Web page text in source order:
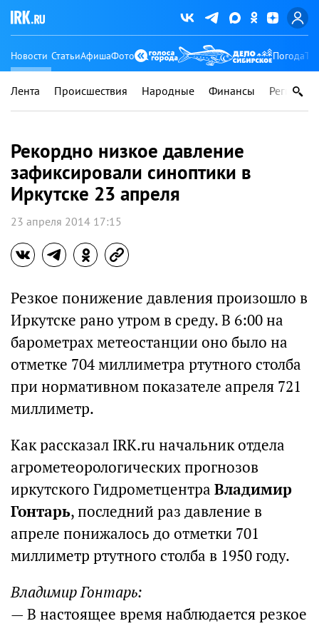
Новости СтатьиАфишаФото Погода
Лента Происшествия Народные Финансы Регионы
Рекордно низкое давление
зафиксировали синоптики в
Иркутске 23 апреля
23 апреля 2014 17:15
Резкое понижение давления произошло в
Иркутске рано утром в среду. В 6:00 на
барометрах метеостанции оно было на
отметке 704 миллиметра ртутного столба
при нормативном показателе апреля 721
миллиметр.
Как рассказал IRK.ru начальник отдела
агрометеорологических прогнозов
иркутского Гидрометцентра Владимир
Гонтарь, последний раз давление в
апреле понижалось до отметки 701
миллиметр ртутного столба в 1950 году.
Владимир Гонтарь:
— В настоящее время наблюдается резкое